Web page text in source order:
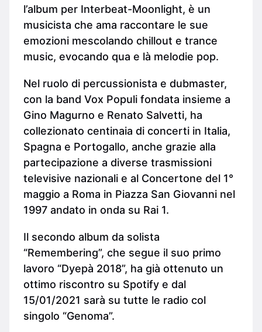
l’album per Interbeat-Moonlight, è un
musicista che ama raccontare le sue
emozioni mescolando chillout e trance
music, evocando qua e là melodie pop.
Nel ruolo di percussionista e dubmaster,
con la band Vox Populi fondata insieme a
Gino Magurno e Renato Salvetti, ha
collezionato centinaia di concerti in Italia,
Spagna e Portogallo, anche grazie alla
partecipazione a diverse trasmissioni
televisive nazionali e al Concertone del 1°
maggio a Roma in Piazza San Giovanni nel
1997 andato in onda su Rai 1.
Il secondo album da solista
“Remembering”, che segue il suo primo
lavoro “Dyepà 2018”, ha già ottenuto un
ottimo riscontro su Spotify e dal
15/01/2021 sarà su tutte le radio col
singolo “Genoma”.